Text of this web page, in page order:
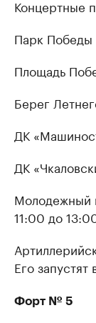
Концертные
Парк Победы
Площадь
Берег
ДК
ДК
Молодежный
11:00 до
Его
Форт № 5